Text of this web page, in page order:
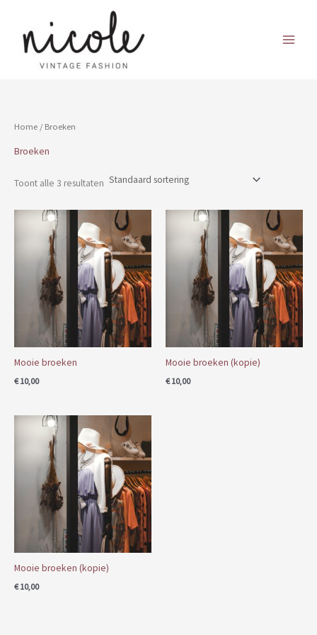
inhoud
Home / Broeken
Broeken
Toont alle 3 resultaten
Mooie broeken
€10,00
Mooie broeken (kopie)
€10,00
Mooie broeken (kopie)
€10,00